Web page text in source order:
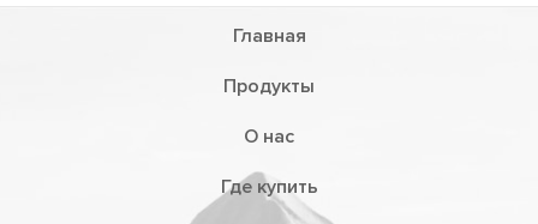
Главная
Продукты
О нас
Где купить